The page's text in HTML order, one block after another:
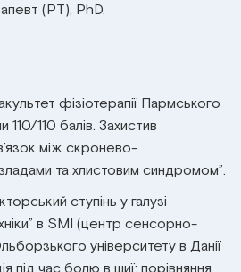
(PT), PhD.
фізіотерапії Пармського
110/110 балів. Захистив
між скронево-
та хлистовим синдромом”.
ступінь у галузі
в SMI (центр сенсорно-
університету в Данії
під час болю в шиї: порівняння
по Барралю